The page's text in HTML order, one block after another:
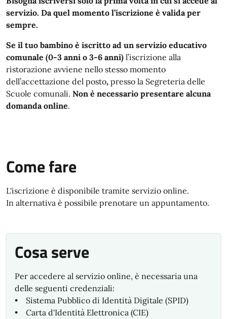
servizio. Da quel momento l’iscrizione è valida per
sempre.
Se il tuo bambino è iscritto ad un servizio educativo
comunale (0-3 anni o 3-6 anni) l’iscrizione alla
ristorazione avviene nello stesso momento
dell’accettazione del posto, presso la Segreteria delle
Scuole comunali. Non è necessario presentare alcuna
domanda online.
Come fare
L'iscrizione è disponibile tramite servizio online.
In alternativa è possibile prenotare un appuntamento.
Cosa serve
Per accedere al servizio online, è necessaria una
delle seguenti credenziali:
• Sistema Pubblico di Identità Digitale (SPID)
• Carta d'Identità Elettronica (CIE)